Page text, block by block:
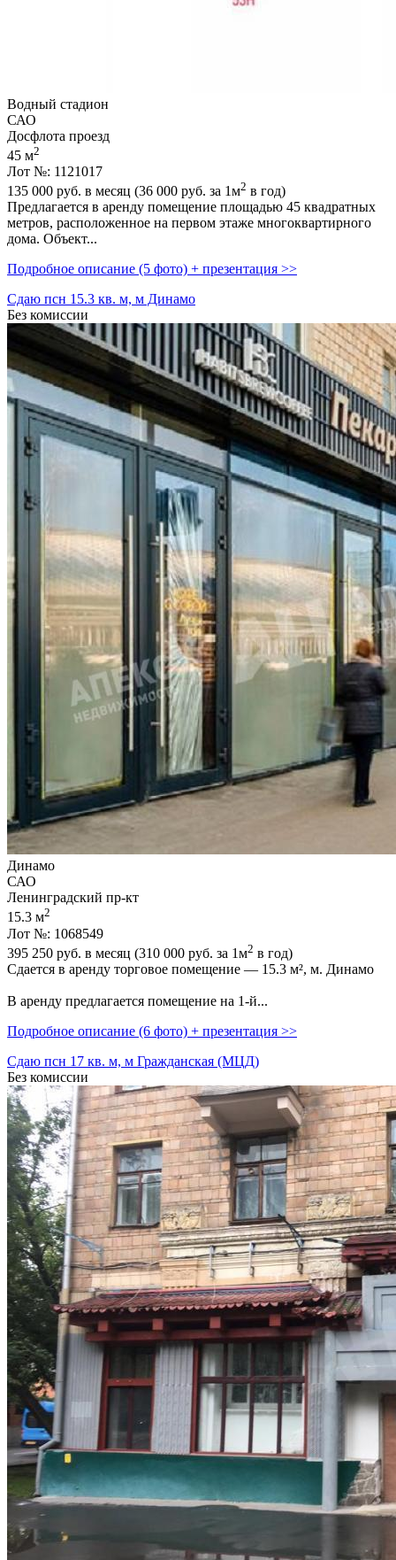
Водный стадион
САО
Досфлота проезд
45 м2
Лот №: 1121017
135 000 руб. в месяц (36 000 руб. за 1м2 в год)
Предлагается в аренду помещение площадью 45 квадратных
метров,­ расположенное на первом этаже многоквартирного
дома. Объект...
Подробное описание (5 фото) + презентация >>
Сдаю псн 15.3 кв. м, м Динамо
Без комиссии
Динамо
САО
Ленинградский пр-кт
15.3 м2
Лот №: 1068549
395 250 руб. в месяц (310 000 руб. за 1м2 в год)
Сдается в аренду торговое помещение — 15.3 м²,­ м. Динамо
В аренду предлагается помещение на 1-й...
Подробное описание (6 фото) + презентация >>
Сдаю псн 17 кв. м, м Гражданская (МЦД)
Без комиссии